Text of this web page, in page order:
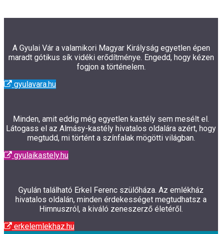
A Gyulai Vár a valamikori Magyar Királyság egyetlen épen
maradt gótikus sík vidéki erődítménye. Engedd, hogy kézen
fogjon a történelem.
gyulavara.hu
Minden, amit eddig még egyetlen kastély sem mesélt el.
Látogass el az Almásy-kastély hivatalos oldalára azért, hogy
megtudd, mi történt a színfalak mögötti világban.
gyulaikastely.hu
Gyulán található Erkel Ferenc szülőháza. Az emlékház
hivatalos oldalán, minden érdekességet megtudhatsz a
Himnuszról, a kiváló zeneszerző életéről.
erkelemlekhaz.hu